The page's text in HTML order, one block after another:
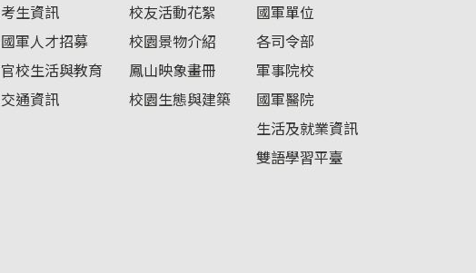
考生資訊
國軍人才招募
官校生活與教育
交通資訊
校友活動花絮
校園景物介紹
鳳山映象畫冊
校園生態與建築
國軍單位
各司令部
軍事院校
國軍醫院
生活及就業資訊
雙語學習平臺